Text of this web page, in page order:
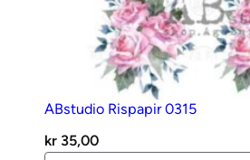
ABstudio Rispapir 0315
kr 35,00